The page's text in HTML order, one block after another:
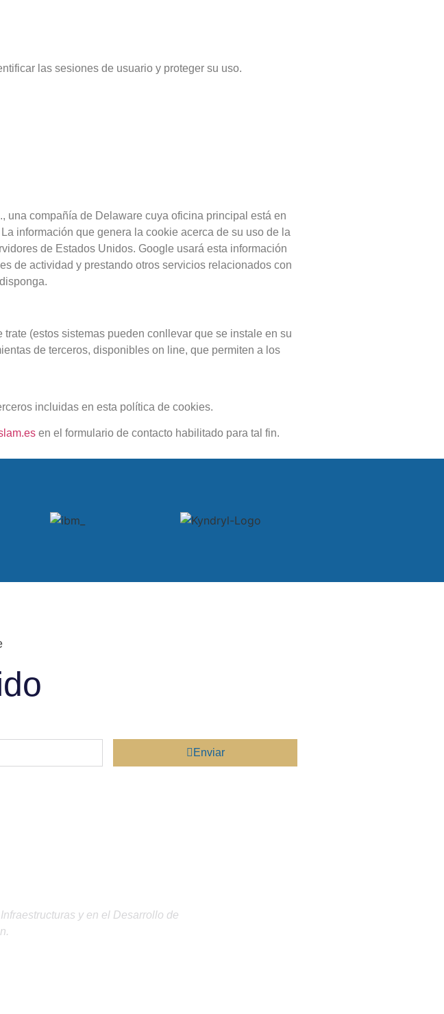
las sesiones de usuario y proteger su uso.
una compañía de Delaware cuya oficina principal está en
información que genera la cookie acerca de su uso de la
de Estados Unidos. Google usará esta información
de actividad y prestando otros servicios relacionados con
(estos sistemas pueden conllevar que se instale en su
de terceros, disponibles on line, que permiten a los
incluidas en esta política de cookies.
en el formulario de contacto habilitado para tal fin.
Enviar
y en el Desarrollo de